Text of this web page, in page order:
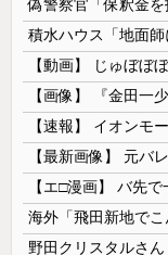
【速報】 イオンモ